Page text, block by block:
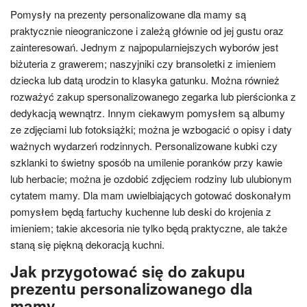
Pomysły na prezenty personalizowane dla mamy są
praktycznie nieograniczone i zależą głównie od jej gustu oraz
zainteresowań. Jednym z najpopularniejszych wyborów jest
biżuteria z grawerem; naszyjniki czy bransoletki z imieniem
dziecka lub datą urodzin to klasyka gatunku. Można również
rozważyć zakup spersonalizowanego zegarka lub pierścionka z
dedykacją wewnątrz. Innym ciekawym pomysłem są albumy
ze zdjęciami lub fotoksiążki; można je wzbogacić o opisy i daty
ważnych wydarzeń rodzinnych. Personalizowane kubki czy
szklanki to świetny sposób na umilenie poranków przy kawie
lub herbacie; można je ozdobić zdjęciem rodziny lub ulubionym
cytatem mamy. Dla mam uwielbiających gotować doskonałym
pomysłem będą fartuchy kuchenne lub deski do krojenia z
imieniem; takie akcesoria nie tylko będą praktyczne, ale także
staną się piękną dekoracją kuchni.
Jak przygotować się do zakupu
prezentu personalizowanego dla